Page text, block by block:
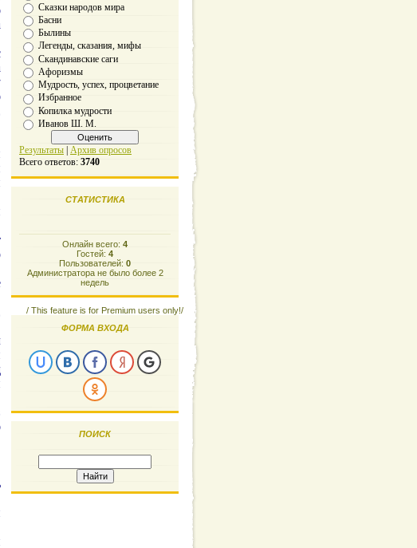
Сказки народов мира
Басни
Былины
Легенды, сказания, мифы
Скандинавские саги
Афоризмы
Мудрость, успех, процветание
Избранное
Копилка мудрости
Иванов Ш. М.
Результаты Архив опросов
Всего ответов: 3740
СТАТИСТИКА
Онлайн всего: 4
Гостей: 4
Пользователей: 0
Администратора не было более 2
недель
/ This feature is for Premium users only!/
ФОРМА ВХОДА
ПОИСК